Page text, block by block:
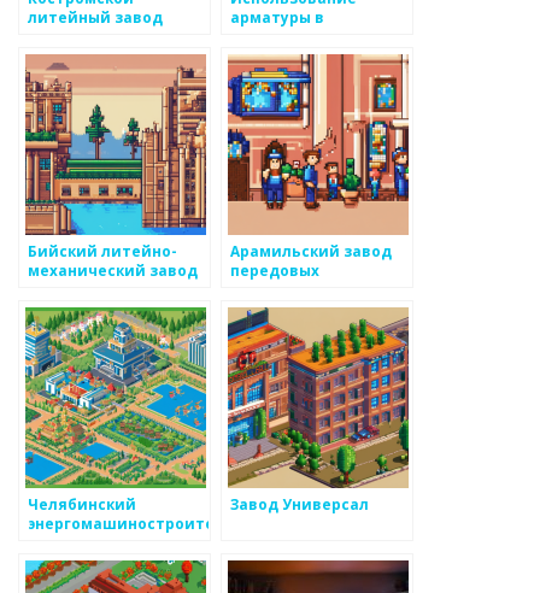
литейный завод
арматуры в
справочник по
металлам
Бийский литейно-
механический завод
Арамильский завод
передовых
Челябинский
энергомашиностроительный
Завод Универсал